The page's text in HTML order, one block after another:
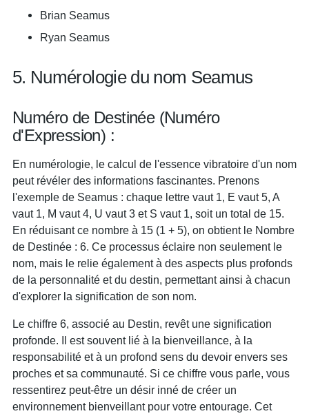
Brian Seamus
Ryan Seamus
5. Numérologie du nom Seamus
Numéro de Destinée (Numéro
d'Expression) :
En numérologie, le calcul de l'essence vibratoire d'un nom
peut révéler des informations fascinantes. Prenons
l'exemple de Seamus : chaque lettre vaut 1, E vaut 5, A
vaut 1, M vaut 4, U vaut 3 et S vaut 1, soit un total de 15.
En réduisant ce nombre à 15 (1 + 5), on obtient le Nombre
de Destinée : 6. Ce processus éclaire non seulement le
nom, mais le relie également à des aspects plus profonds
de la personnalité et du destin, permettant ainsi à chacun
d'explorer la signification de son nom.
Le chiffre 6, associé au Destin, revêt une signification
profonde. Il est souvent lié à la bienveillance, à la
responsabilité et à un profond sens du devoir envers ses
proches et sa communauté. Si ce chiffre vous parle, vous
ressentirez peut-être un désir inné de créer un
environnement bienveillant pour votre entourage. Cet